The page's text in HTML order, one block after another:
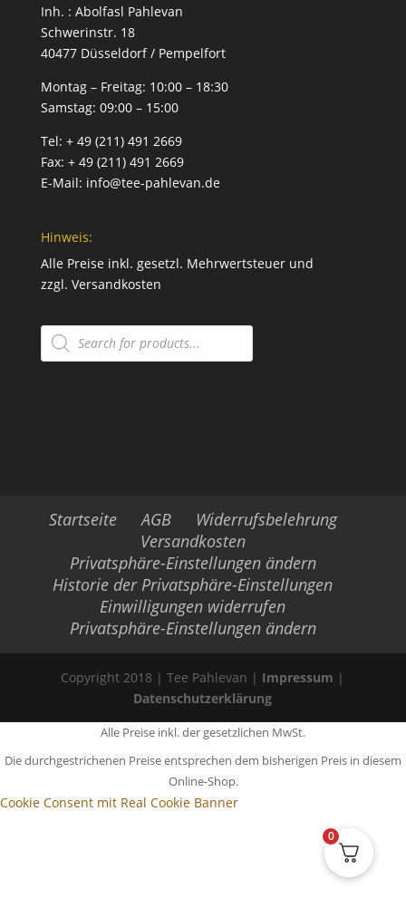
Inh. : Abolfasl Pahlevan
Schwerinstr. 18
40477 Düsseldorf / Pempelfort
Montag – Freitag: 10:00 – 18:30
Samstag: 09:00 – 15:00
Tel: + 49 (211) 491 2669
Fax: + 49 (211) 491 2669
E-Mail: info@tee-pahlevan.de
Hinweis:
Alle Preise inkl. gesetzl. Mehrwertsteuer und
zzgl. Versandkosten
Products
search
Startseite AGB
Widerrufsbelehrung
Versandkosten
Privatsphäre-Einstellungen ändern
Historie der Privatsphäre-Einstellungen
Einwilligungen widerrufen
Privatsphäre-Einstellungen ändern
Copyright 2018 | Tee Pahlevan | Impressum |
Datenschutzerklärung
Alle Preise inkl. der gesetzlichen MwSt.
Die durchgestrichenen Preise entsprechen dem bisherigen Preis in diesem
Online-Shop.
Cookie Consent mit Real Cookie Banner
0